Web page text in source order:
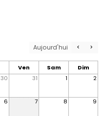
Aujourd'hui
Ven Sam
Dim
30 31 1 2
6 7 8 9